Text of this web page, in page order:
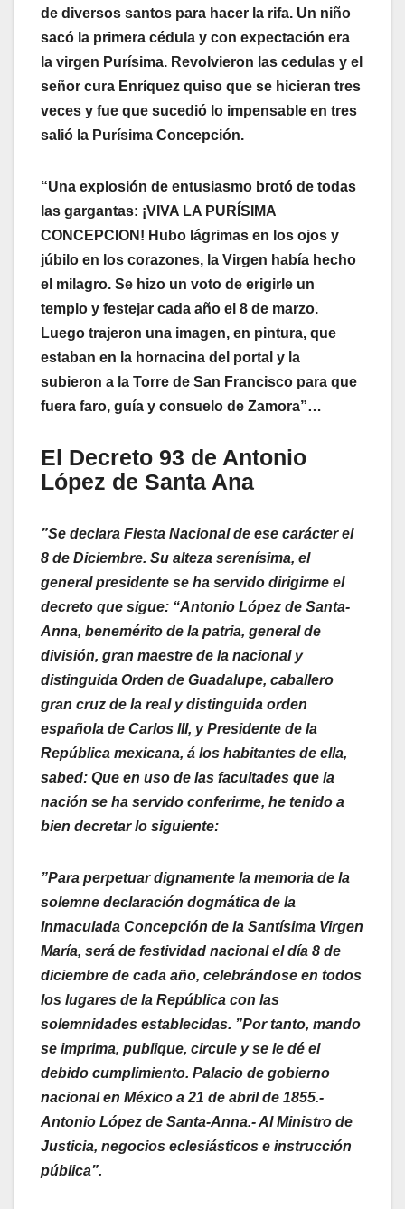
de diversos santos para hacer la rifa. Un niño
sacó la primera cédula y con expectación era
la virgen Purísima. Revolvieron las cedulas y el
señor cura Enríquez quiso que se hicieran tres
veces y fue que sucedió lo impensable en tres
salió la Purísima Concepción.
“Una explosión de entusiasmo brotó de todas
las gargantas: ¡VIVA LA PURÍSIMA
CONCEPCION! Hubo lágrimas en los ojos y
júbilo en los corazones, la Virgen había hecho
el milagro. Se hizo un voto de erigirle un
templo y festejar cada año el 8 de marzo.
Luego trajeron una imagen, en pintura, que
estaban en la hornacina del portal y la
subieron a la Torre de San Francisco para que
fuera faro, guía y consuelo de Zamora”…
El Decreto 93 de Antonio
López de Santa Ana
”Se declara Fiesta Nacional de ese carácter el
8 de Diciembre. Su alteza serenísima, el
general presidente se ha servido dirigirme el
decreto que sigue: “Antonio López de Santa-
Anna, benemérito de la patria, general de
división, gran maestre de la nacional y
distinguida Orden de Guadalupe, caballero
gran cruz de la real y distinguida orden
española de Carlos III, y Presidente de la
República mexicana, á los habitantes de ella,
sabed: Que en uso de las facultades que la
nación se ha servido conferirme, he tenido a
bien decretar lo siguiente:
”Para perpetuar dignamente la memoria de la
solemne declaración dogmática de la
Inmaculada Concepción de la Santísima Virgen
María, será de festividad nacional el día 8 de
diciembre de cada año, celebrándose en todos
los lugares de la República con las
solemnidades establecidas. ”Por tanto, mando
se imprima, publique, circule y se le dé el
debido cumplimiento. Palacio de gobierno
nacional en México a 21 de abril de 1855.-
Antonio López de Santa-Anna.- Al Ministro de
Justicia, negocios eclesiásticos e instrucción
pública”.